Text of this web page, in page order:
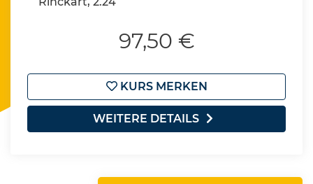
97,50 €
KURS MERKEN
WEITERE DETAILS